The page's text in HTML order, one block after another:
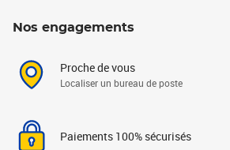
Nos engagements
Proche de vous
Localiser un bureau de poste
Paiements 100% sécurisés